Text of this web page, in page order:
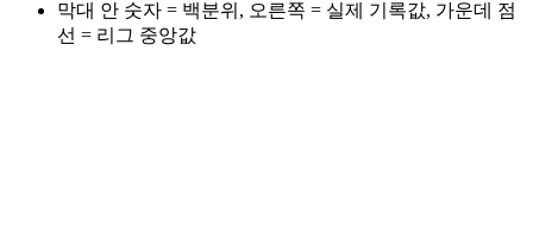
막대 안 숫자 = 백분위, 오른쪽 = 실제 기록값, 가운데 점
선 = 리그 중앙값